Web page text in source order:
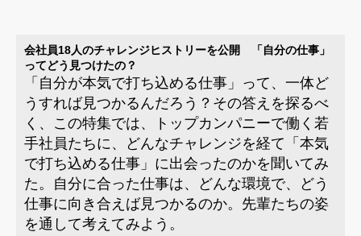
会社員18人のチャレンジヒストリーを公開 「自分の仕事」
ってどう見つけたの？
「自分が本気で打ち込める仕事」って、一体ど
うすれば見つかるんだろう？その答えを探るべ
く、この特集では、トップカンパニーで働く若
手社員たちに、どんなチャレンジを経て「本気
で打ち込める仕事」に出会ったのかを聞いてみ
た。自分に合った仕事は、どんな環境で、どう
仕事に向き合えば見つかるのか。先輩たちの姿
を通して考えてみよう。